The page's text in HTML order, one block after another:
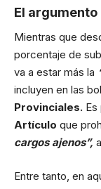
El
Mientras que
porcentaje de
va a estar más la
incluyen en las
Provinciales.
Artículo que
cargos ajenos”,
Entre tanto, en